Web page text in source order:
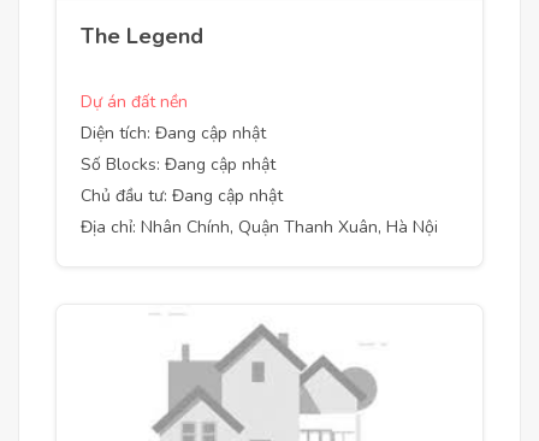
The Legend
Dự án đất nền
Diện tích: Đang cập nhật
Số Blocks: Đang cập nhật
Chủ đầu tư: Đang cập nhật
Địa chỉ: Nhân Chính, Quận Thanh Xuân, Hà Nội